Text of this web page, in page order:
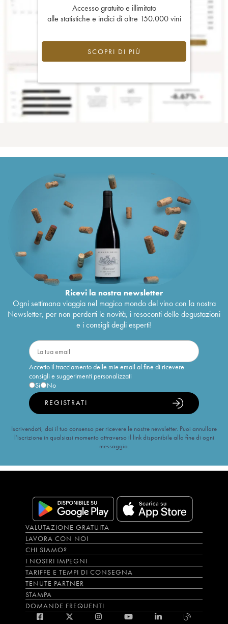
Accesso gratuito e illimitato
alle statistiche e indici di oltre 150.000 vini
SCOPRI DI PIÙ
Ricevi la nostra newsletter
Ogni settimana viaggia nel magico mondo del vino con la nostra
Newsletter, per non perderti le novità, i resoconti delle degustazioni
e i consigli degli esperti!
Accetto il tracciamento delle mie email al fine di ricevere
consigli e suggerimenti personalizzati
Sì
No
REGISTRATI
Iscrivendoti, dai il tuo consenso per ricevere le nostre newsletter. Puoi annullare
l’iscrizione in qualsiasi momento attraverso il link disponibile alla fine di ogni
messaggio.
VALUTAZIONE GRATUITA
LAVORA CON NOI
CHI SIAMO?
I NOSTRI IMPEGNI
TARIFFE E TEMPI DI CONSEGNA
TENUTE PARTNER
STAMPA
DOMANDE FREQUENTI